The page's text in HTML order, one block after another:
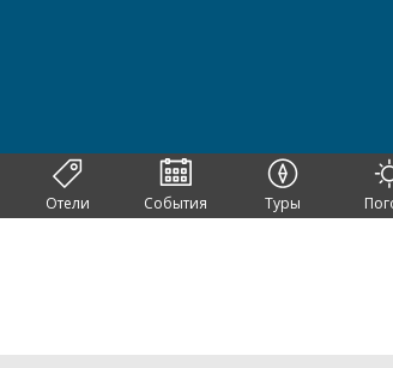
Отели События Туры